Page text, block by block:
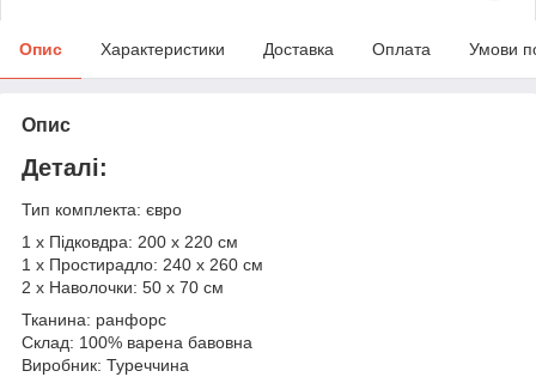
Опис Характеристики Доставка Оплата Умови
Опис
Деталі:
Тип комплекта: євро
1 х Підковдра: 200 х 220 см
1 х Простирадло: 240 х 260 см
2 х Наволочки: 50 х 70 см
Тканина: ранфорс
Склад: 100% варена бавовна
Виробник: Туреччина